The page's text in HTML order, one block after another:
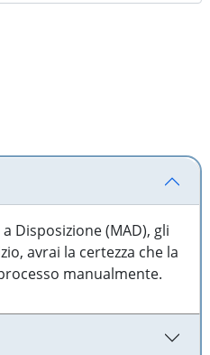
Disposizione (MAD), gli
avrai la certezza che la
manualmente.